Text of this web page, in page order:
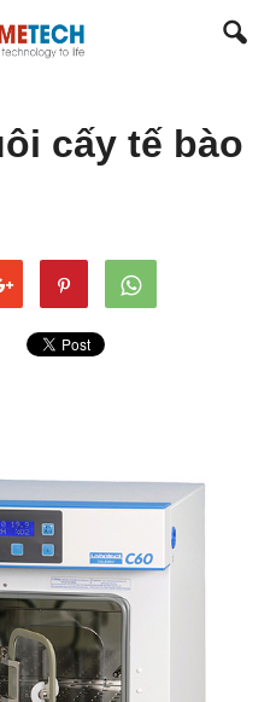
cấy tế bào